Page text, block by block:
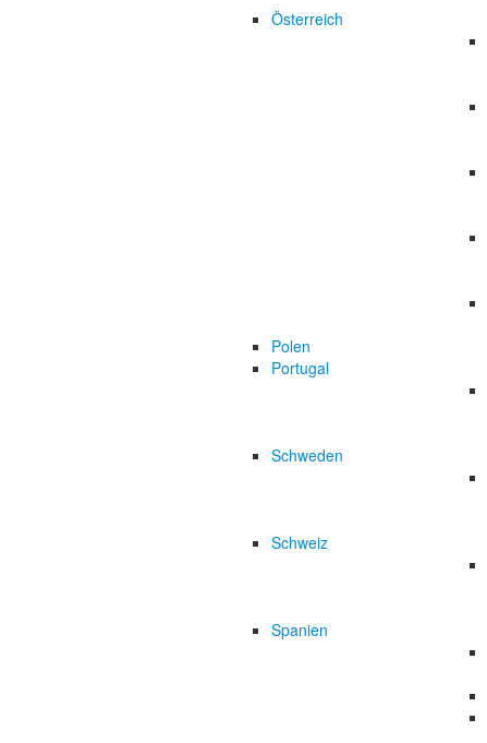
Österreich
Polen
Portugal
Schweden
Schweiz
Spanien